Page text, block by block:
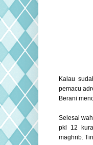
Kalau
pemacu
Berani
Selesai
pkl 12
maghrib.